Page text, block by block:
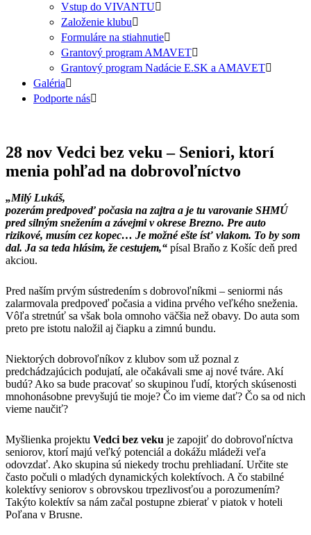
Vstup do VIVANTU
Založenie klubu
Formuláre na stiahnutie
Grantový program AMAVET
Grantový program Nadácie E.SK a AMAVET
Galéria
Podporte nás
28 nov Vedci bez veku – Seniori, ktorí
menia pohľad na dobrovoľníctvo
„Milý Lukáš,
pozerám predpoveď počasia na zajtra a je tu varovanie SHMÚ
pred silným snežením a závejmi v okrese Brezno. Pre auto
rizikové, musím cez kopec… Je možné ešte ísť vlakom. To by som
dal. Ja sa teda hlásim, že cestujem,“ písal Braňo z Košíc deň pred
akciou.
Pred naším prvým sústredením s dobrovoľníkmi – seniormi nás
zalarmovala predpoveď počasia a vidina prvého veľkého sneženia.
Vôľa stretnúť sa však bola omnoho väčšia než obavy. Do auta som
preto pre istotu naložil aj čiapku a zimnú bundu.
Niektorých dobrovoľníkov z klubov som už poznal z
predchádzajúcich podujatí, ale očakávali sme aj nové tváre. Akí
budú? Ako sa bude pracovať so skupinou ľudí, ktorých skúsenosti
mnohonásobne prevyšujú tie moje? Čo im vieme dať? Čo sa od nich
vieme naučiť?
Myšlienka projektu Vedci bez veku je zapojiť do dobrovoľníctva
seniorov, ktorí majú veľký potenciál a dokážu mládeži veľa
odovzdať. Ako skupina sú niekedy trochu prehliadaní. Určite ste
často počuli o mladých dynamických kolektívoch. A čo stabilné
kolektívy seniorov s obrovskou trpezlivosťou a porozumením?
Takýto kolektív sa nám začal postupne zbierať v piatok v hoteli
Poľana v Brusne.